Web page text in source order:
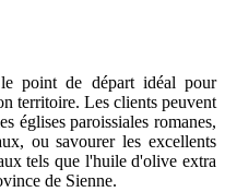
point de départ idéal pour
territoire. Les clients peuvent
églises paroissiales romanes,
ou savourer les excellents
tels que l'huile d'olive extra
de Sienne.